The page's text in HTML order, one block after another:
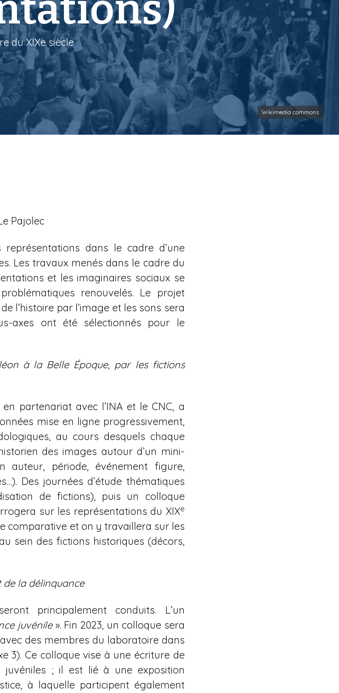
Wikimedia commons
du XIXe siècle
Pajolec
dans le cadre d’une
Les travaux menés dans le cadre du
et les imaginaires sociaux se
renouvelés. Le projet
l’histoire par l’image et les sons sera
axes ont été sélectionnés pour le
à la Belle Époque, par les fictions
partenariat avec l’INA et le CNC, a
mise en ligne progressivement,
au cours desquels chaque
des images autour d’un mini-
auteur, période, événement figure,
Des journées d’étude thématiques
de fictions), puis un colloque
sur les représentations du XIXe
comparative et on y travaillera sur les
sein des fictions historiques (décors,
de la délinquance
principalement conduits. L’un
juvénile». Fin 2023, un colloque sera
des membres du laboratoire dans
3). Ce colloque vise à une écriture de
juvéniles ; il est lié à une exposition
à laquelle participent également